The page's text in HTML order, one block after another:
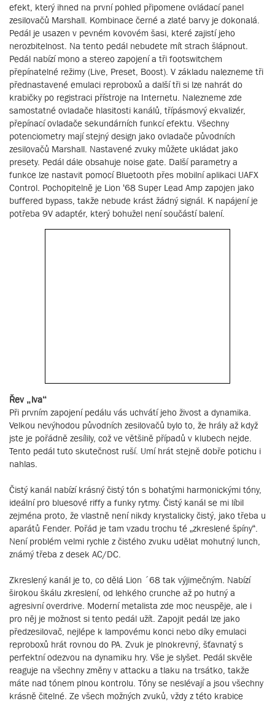
efekt, který ihned na první pohled připomene ovládací panel
zesilovačů Marshall. Kombinace černé a zlaté barvy je dokonalá.
Pedál je usazen v pevném kovovém šasi, které zajistí jeho
nerozbitelnost. Na tento pedál nebudete mít strach šlápnout.
Pedál nabízí mono a stereo zapojení a tři footswitchem
přepínatelné režimy (Live, Preset, Boost). V základu nalezneme tři
přednastavené emulaci reproboxů a další tři si lze nahrát do
krabičky po registraci přístroje na Internetu. Nalezneme zde
samostatné ovladače hlasitosti kanálů, třípásmový ekvalizér,
přepínací ovladače sekundárních funkcí efektu. Všechny
potenciometry mají stejný design jako ovladače původních
zesilovačů Marshall. Nastavené zvuky můžete ukládat jako
presety. Pedál dále obsahuje noise gate. Další parametry a
funkce lze nastavit pomocí Bluetooth přes mobilní aplikaci UAFX
Control. Pochopitelně je Lion ‘68 Super Lead Amp zapojen jako
buffered bypass, takže nebude krást žádný signál. K napájení je
potřeba 9V adaptér, který bohužel není součástí balení.
Řev „lva“
Při prvním zapojení pedálu vás uchvátí jeho živost a dynamika.
Velkou nevýhodou původních zesilovačů bylo to, že hrály až když
jste je pořádně zesílily, což ve většině případů v klubech nejde.
Tento pedál tuto skutečnost ruší. Umí hrát stejně dobře potichu i
nahlas.
Čistý kanál nabízí krásný čistý tón s bohatými harmonickými tóny,
ideální pro bluesové riffy a funky rytmy. Čistý kanál se mi líbil
zejména proto, že vlastně není nikdy krystalicky čistý, jako třeba u
aparátů Fender. Pořád je tam vzadu trochu té „zkreslené špíny“.
Není problém velmi rychle z čistého zvuku udělat mohutný lunch,
známý třeba z desek AC/DC.
Zkreslený kanál je to, co dělá Lion ´68 tak výjimečným. Nabízí
širokou škálu zkreslení, od lehkého crunche až po hutný a
agresivní overdrive. Moderní metalista zde moc neuspěje, ale i
pro něj je možnost si tento pedál užít. Zapojit pedál lze jako
předzesilovač, nejlépe k lampovému konci nebo díky emulaci
reproboxů hrát rovnou do PA. Zvuk je plnokrevný, šťavnatý s
perfektní odezvou na dynamiku hry. Vše je slyšet. Pedál skvěle
reaguje na všechny změny v attacku a tlaku na trsátko, takže
máte nad tónem plnou kontrolu. Tóny se neslévají a jsou všechny
krásně čitelné. Ze všech možných zvuků, vždy z této krabice